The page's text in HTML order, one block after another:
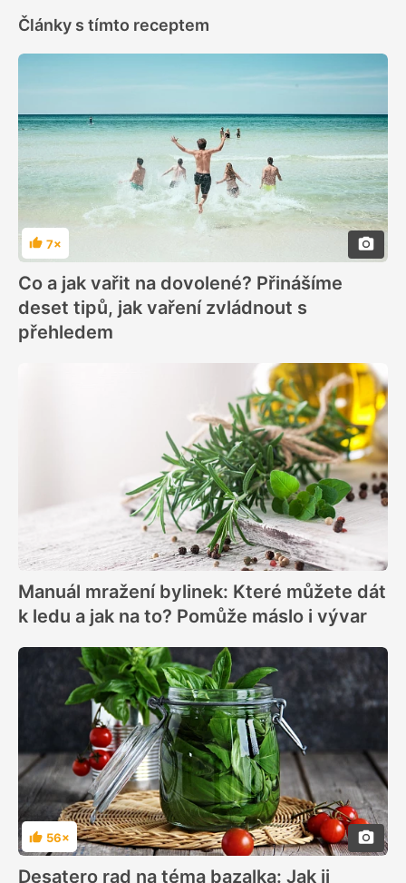
Články s tímto receptem
Hodnocení
7×
Co a jak vařit na dovolené? Přinášíme
deset tipů, jak vaření zvládnout s
přehledem
Manuál mražení bylinek: Které můžete dát
k ledu a jak na to? Pomůže máslo i vývar
Hodnocení
56×
Desatero rad na téma bazalka: Jak ji